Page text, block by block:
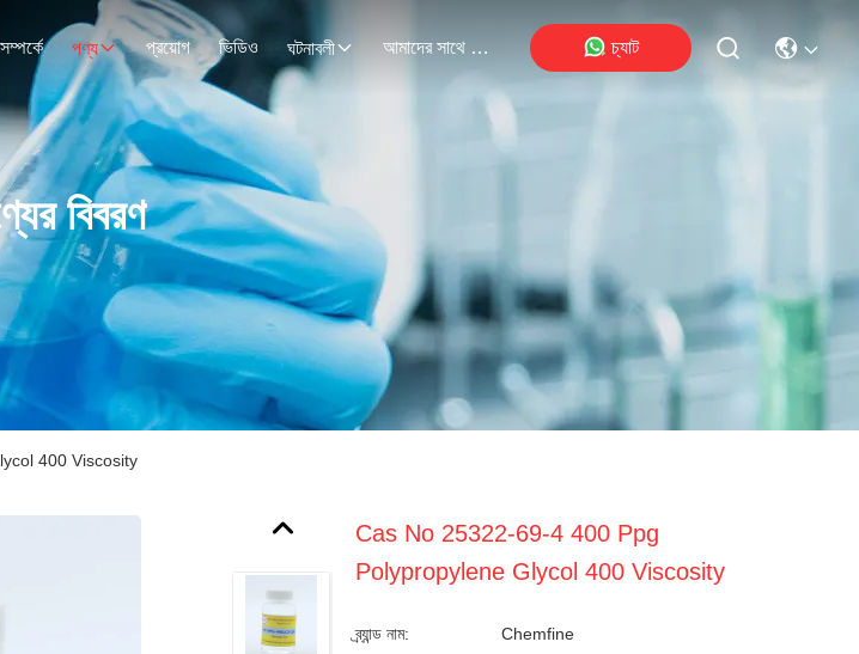
পণ্য প্রয়োগ ভিডিও ঘটনাবলী আমাদের সাথে যোগাযোগ চ্যাট
বিবরণ
400 Viscosity
Cas No 25322-69-4 400 Ppg
Polypropylene Glycol 400 Viscosity
ব্র্যান্ড নাম: Chemfine